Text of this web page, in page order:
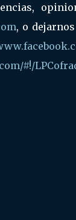
, o
#!/